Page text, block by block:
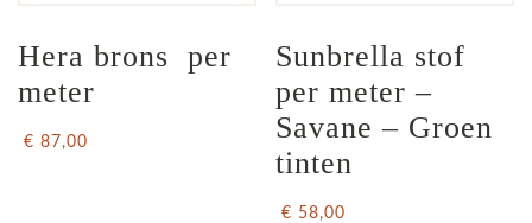
Hera brons  per
meter
€ 87,00
Sunbrella stof
per meter –
Savane – Groen
tinten
€ 58,00